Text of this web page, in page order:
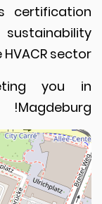
the HVACR
you